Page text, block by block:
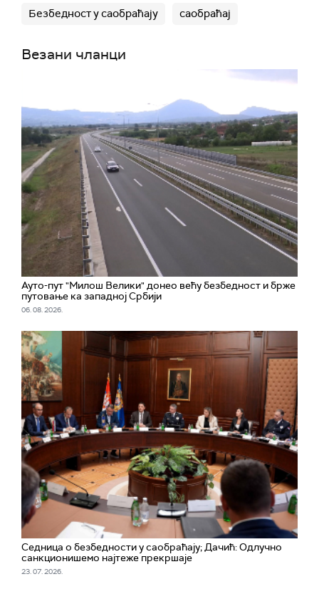
Безбедност у саобраћају саобраћај
Везани чланци
Ауто-пут "Милош Велики" донео већу безбедност и брже
путовање ка западној Србији
06. 08. 2026.
Седница о безбедности у саобраћају; Дачић: Одлучно
санкционишемо најтеже прекршаје
23. 07. 2026.